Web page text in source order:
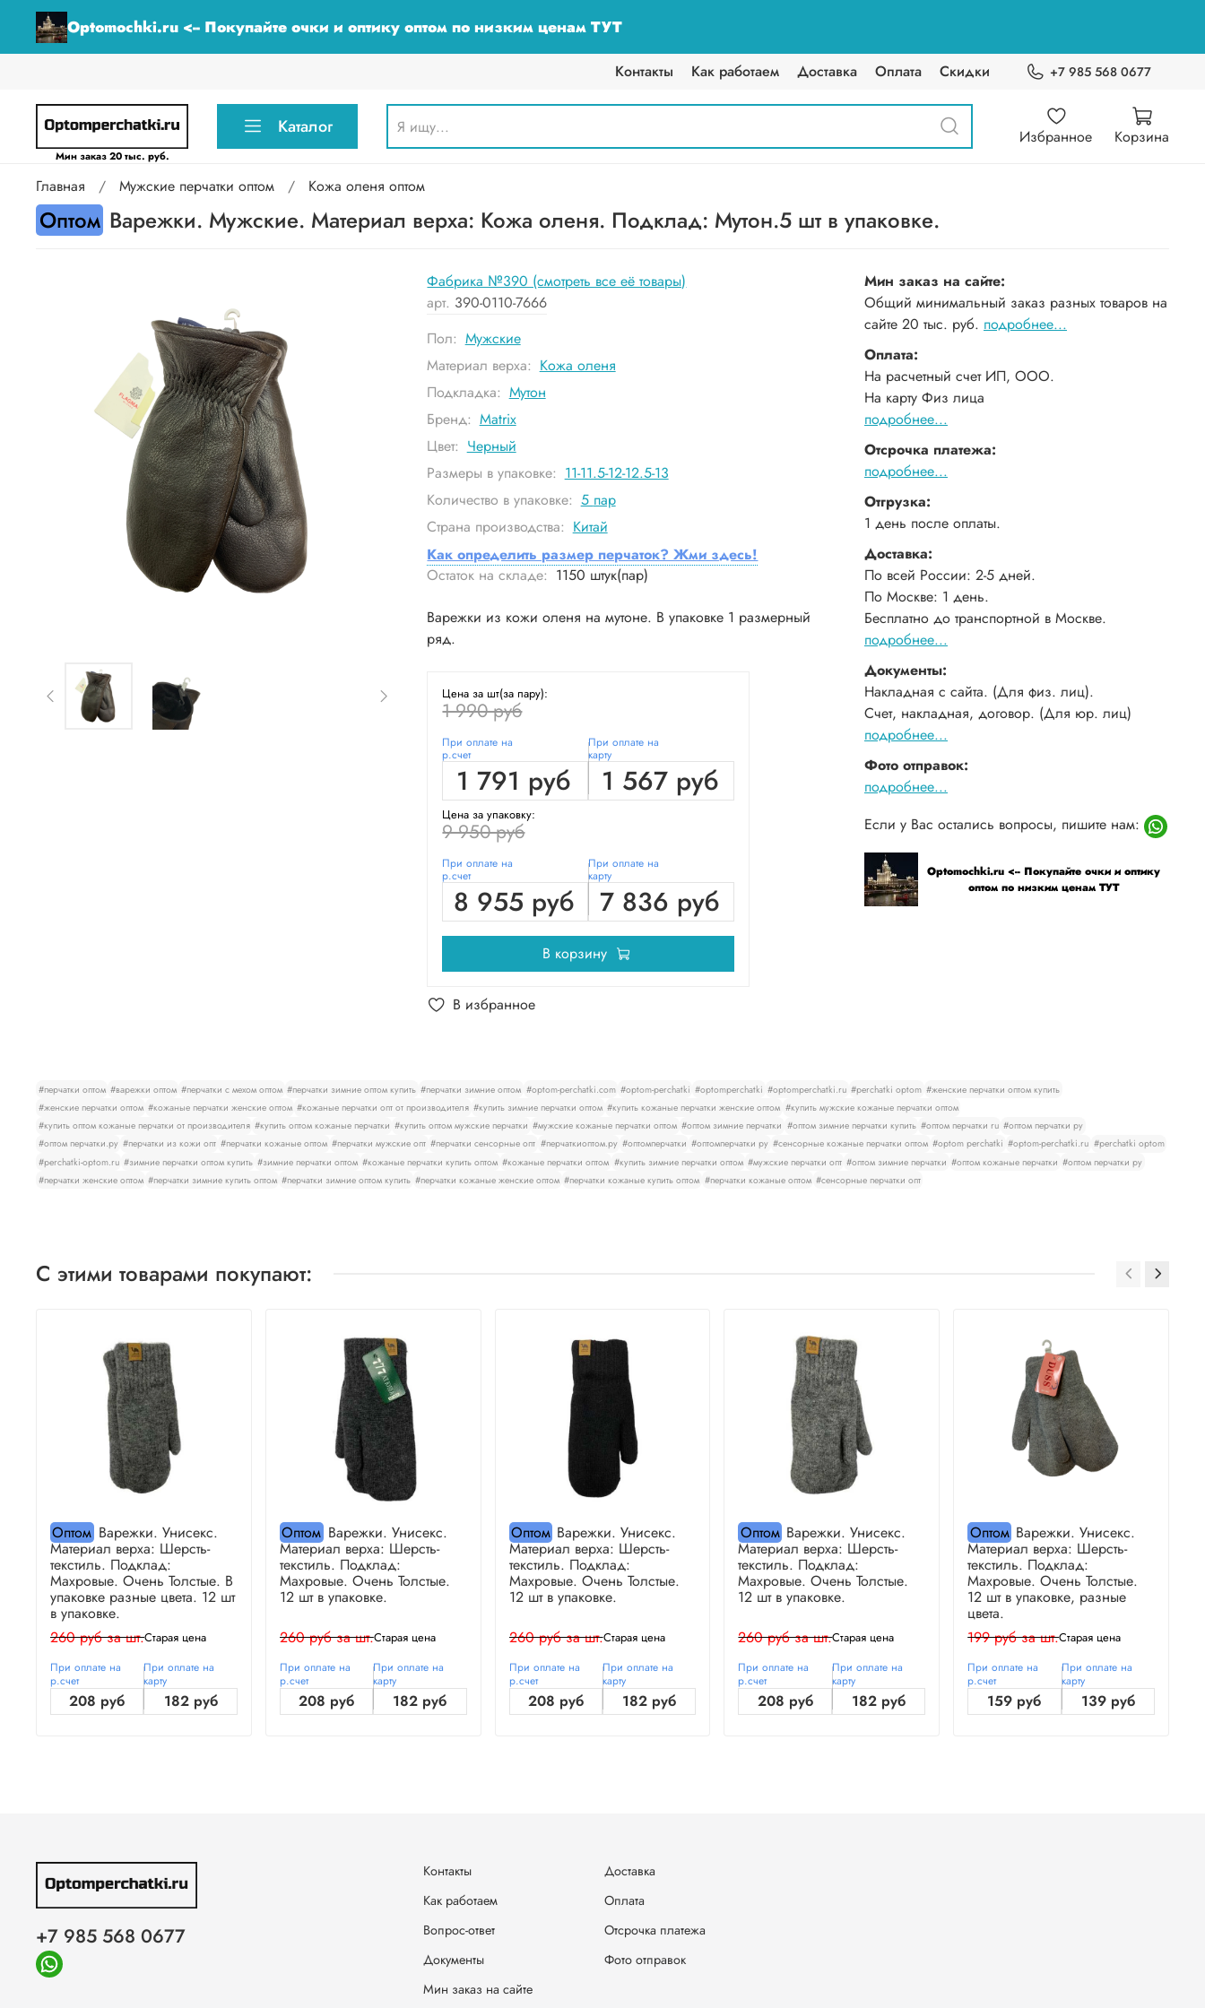
Optomochki.ru <-- Покупайте очки и оптику оптом по низким ценам ТУТ
Контакты Как работаем Доставка Оплата Скидки +7 985 568 0677
Мин заказ 20 тыс. руб.
Каталог Избранное Корзина
Главная Мужские перчатки оптом Кожа оленя оптом
Оптом Варежки. Мужские. Материал верха: Кожа оленя. Подклад: Мутон.5 шт в упаковке.
Фабрика №390 (смотреть все её товары)
арт. 390-0110-7666
Пол: Мужские
Материал верха: Кожа оленя
Подкладка: Мутон
Бренд: Matrix
Цвет: Черный
Размеры в упаковке: 11-11.5-12-12.5-13
Количество в упаковке: 5 пар
Страна производства: Китай
Как определить размер перчаток? Жми здесь!
Остаток на складе: 1150 штук(пар)
Варежки из кожи оленя на мутоне. В упаковке 1 размерный
ряд.
Цена за шт(за пару):
1 990 руб
При оплате на
р.счет
1 791 руб
При оплате на
карту
1 567 руб
Цена за упаковку:
9 950 руб
При оплате на
р.счет
8 955 руб
При оплате на
карту
7 836 руб
В корзину
В избранное
Мин заказ на сайте:
Общий минимальный заказ разных товаров на
сайте 20 тыс. руб. подробнее...
Оплата:
На расчетный счет ИП, ООО.
На карту Физ лица
подробнее...
Отсрочка платежа:
подробнее...
Отгрузка:
1 день после оплаты.
Доставка:
По всей России: 2-5 дней.
По Москве: 1 день.
Бесплатно до транспортной в Москве.
подробнее...
Документы:
Накладная с сайта. (Для физ. лиц).
Счет, накладная, договор. (Для юр. лиц)
подробнее...
Фото отправок:
подробнее...
Если у Вас остались вопросы, пишите нам:
Optomochki.ru <-- Покупайте очки и оптику
оптом по низким ценам ТУТ
#перчатки оптом #варежки оптом #перчатки с мехом оптом #перчатки зимние оптом купить #перчатки зимние оптом #optom-perchatki.com #optom-perchatki #optomperchatki #optomperchatki.ru #perchatki optom #женские перчатки оптом купить
#женские перчатки оптом #кожаные перчатки женские оптом #кожаные перчатки опт от производителя #купить зимние перчатки оптом #купить кожаные перчатки женские оптом #купить мужские кожаные перчатки оптом
#купить оптом кожаные перчатки от производителя #купить оптом кожаные перчатки #купить оптом мужские перчатки #мужские кожаные перчатки оптом #оптом зимние перчатки #оптом зимние перчатки купить #оптом перчатки ru #оптом перчатки ру
#оптом перчатки.ру #перчатки из кожи опт #перчатки кожаные оптом #перчатки мужские опт #перчатки сенсорные опт #перчаткиоптом.ру #оптомперчатки #оптомперчатки ру #сенсорные кожаные перчатки оптом #optom perchatki #optom-perchatki.ru #perchatki optom
#perchatki-optom.ru #зимние перчатки оптом купить #зимние перчатки оптом #кожаные перчатки купить оптом #кожаные перчатки оптом #купить зимние перчатки оптом #мужские перчатки опт #оптом зимние перчатки #оптом кожаные перчатки #оптом перчатки ру
#перчатки женские оптом #перчатки зимние купить оптом #перчатки зимние оптом купить #перчатки кожаные женские оптом #перчатки кожаные купить оптом #перчатки кожаные оптом #сенсорные перчатки опт
С этими товарами покупают:
ОптомВарежки. Унисекс.
Материал верха: Шерсть-
текстиль. Подклад:
Махровые. Очень Толстые. В
упаковке разные цвета. 12 шт
в упаковке.
260 руб за шт.Старая цена
При оплате на
р.счет
208 руб
При оплате на
карту
182 руб
ОптомВарежки. Унисекс.
Материал верха: Шерсть-
текстиль. Подклад:
Махровые. Очень Толстые.
12 шт в упаковке.
260 руб за шт.Старая цена
При оплате на
р.счет
208 руб
При оплате на
карту
182 руб
Оптом Варежки. Унисекс.
Материал верха: Шерсть-
текстиль. Подклад:
Махровые. Очень Толстые.
12 шт в упаковке.
260 руб за шт.Старая цена
При оплате на
р.счет
208 руб
При оплате на
карту
182 руб
Оптом Варежки. Унисекс.
Материал верха: Шерсть-
текстиль. Подклад:
Махровые. Очень Толстые.
12 шт в упаковке.
260 руб за шт.Старая цена
При оплате на
р.счет
208 руб
При оплате на
карту
182 руб
ОптомВарежки. Унисекс.
Материал верха: Шерсть-
текстиль. Подклад:
Махровые. Очень Толстые.
12 шт в упаковке, разные
цвета.
199 руб за шт.Старая цена
При оплате на
р.счет
159 руб
При оплате на
карту
139 руб
Контакты
Как работаем
Вопрос-ответ
Документы
Мин заказ на сайте
Доставка
Оплата
Отсрочка платежа
Фото отправок
+7 985 568 0677